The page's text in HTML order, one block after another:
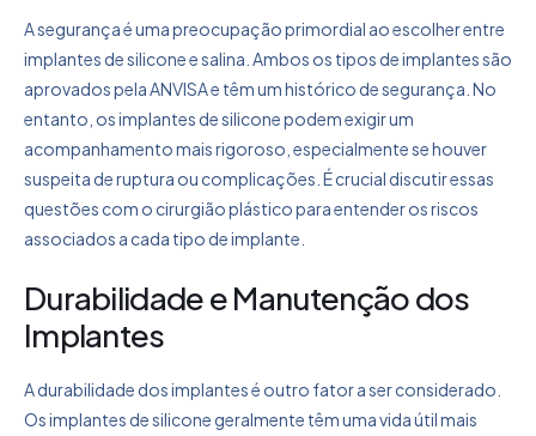
A segurança é uma preocupação primordial ao escolher entre
implantes de silicone e salina. Ambos os tipos de implantes são
aprovados pela ANVISA e têm um histórico de segurança. No
entanto, os implantes de silicone podem exigir um
acompanhamento mais rigoroso, especialmente se houver
suspeita de ruptura ou complicações. É crucial discutir essas
questões com o cirurgião plástico para entender os riscos
associados a cada tipo de implante.
Durabilidade e Manutenção dos
Implantes
A durabilidade dos implantes é outro fator a ser considerado.
Os implantes de silicone geralmente têm uma vida útil mais